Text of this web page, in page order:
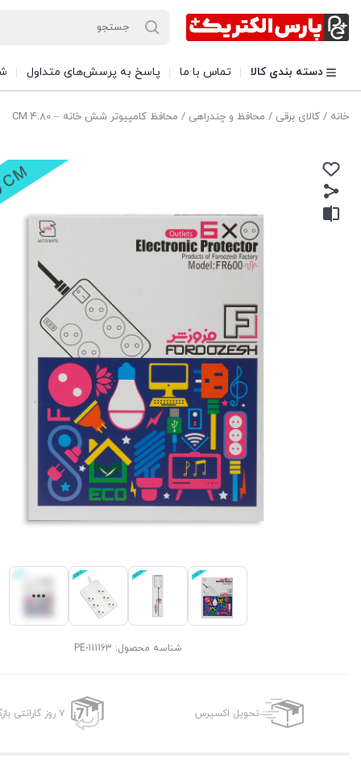
دسته بندی کالا تماس با ما پاسخ به پرسش‌های متداول
خانه / کالای برقی / محافظ و چندراهی / محافظ کامپیوتر شش خانه – 4.80 CM
شناسه محصول: PE-111163
تحویل اکسپرس ۷ روز گارانتی بازگشت وجه